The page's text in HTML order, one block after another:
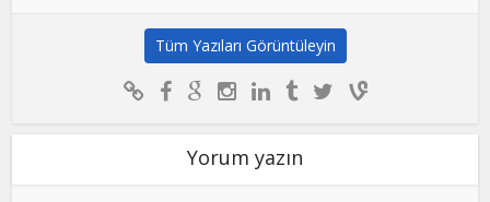
Tüm Yazıları Görüntüleyin
Yorum yazın